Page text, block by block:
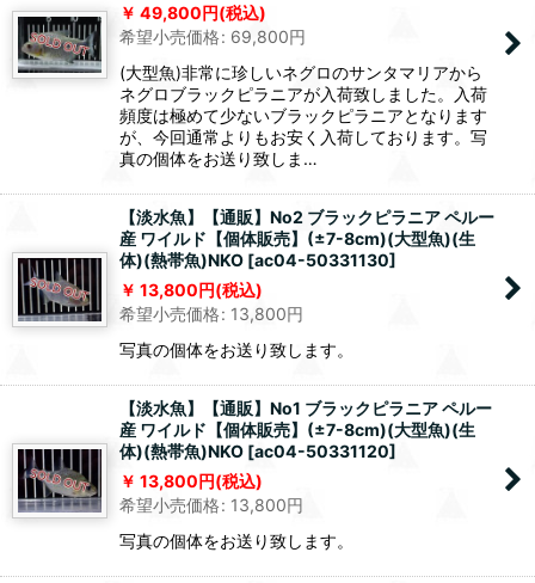
49,800円(税込)
希望小売価格: 69,800円
(大型魚)非常に珍しいネグロのサンタマリアから
ネグロブラックピラニアが入荷致しました。入荷
頻度は極めて少ないブラックピラニアとなります
が、今回通常よりもお安く入荷しております。写
真の個体をお送り致しま…
【淡水魚】【通販】No2 ブラックピラニア ペルー
産 ワイルド【個体販売】(±7-8cm)(大型魚)(生
体)(熱帯魚)NKO [ac04-50331130]
13,800円(税込)
希望小売価格: 13,800円
写真の個体をお送り致します。
【淡水魚】【通販】No1 ブラックピラニア ペルー
産 ワイルド【個体販売】(±7-8cm)(大型魚)(生
体)(熱帯魚)NKO [ac04-50331120]
13,800円(税込)
希望小売価格: 13,800円
写真の個体をお送り致します。